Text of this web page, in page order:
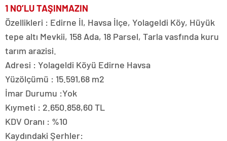
1 NO’LU TAŞINMAZIN
Özellikleri : Edirne İl, Havsa İlçe, Yolageldi Köy, Hüyük
tepe altı Mevkii, 158 Ada, 18 Parsel, Tarla vasfında kuru
tarım arazisi.
Adresi : Yolageldi Köyü Edirne Havsa
Yüzölçümü : 15.591,68 m2
İmar Durumu :Yok
Kıymeti : 2.650.858,60 TL
KDV Oranı : %10
Kaydındaki Şerhler: